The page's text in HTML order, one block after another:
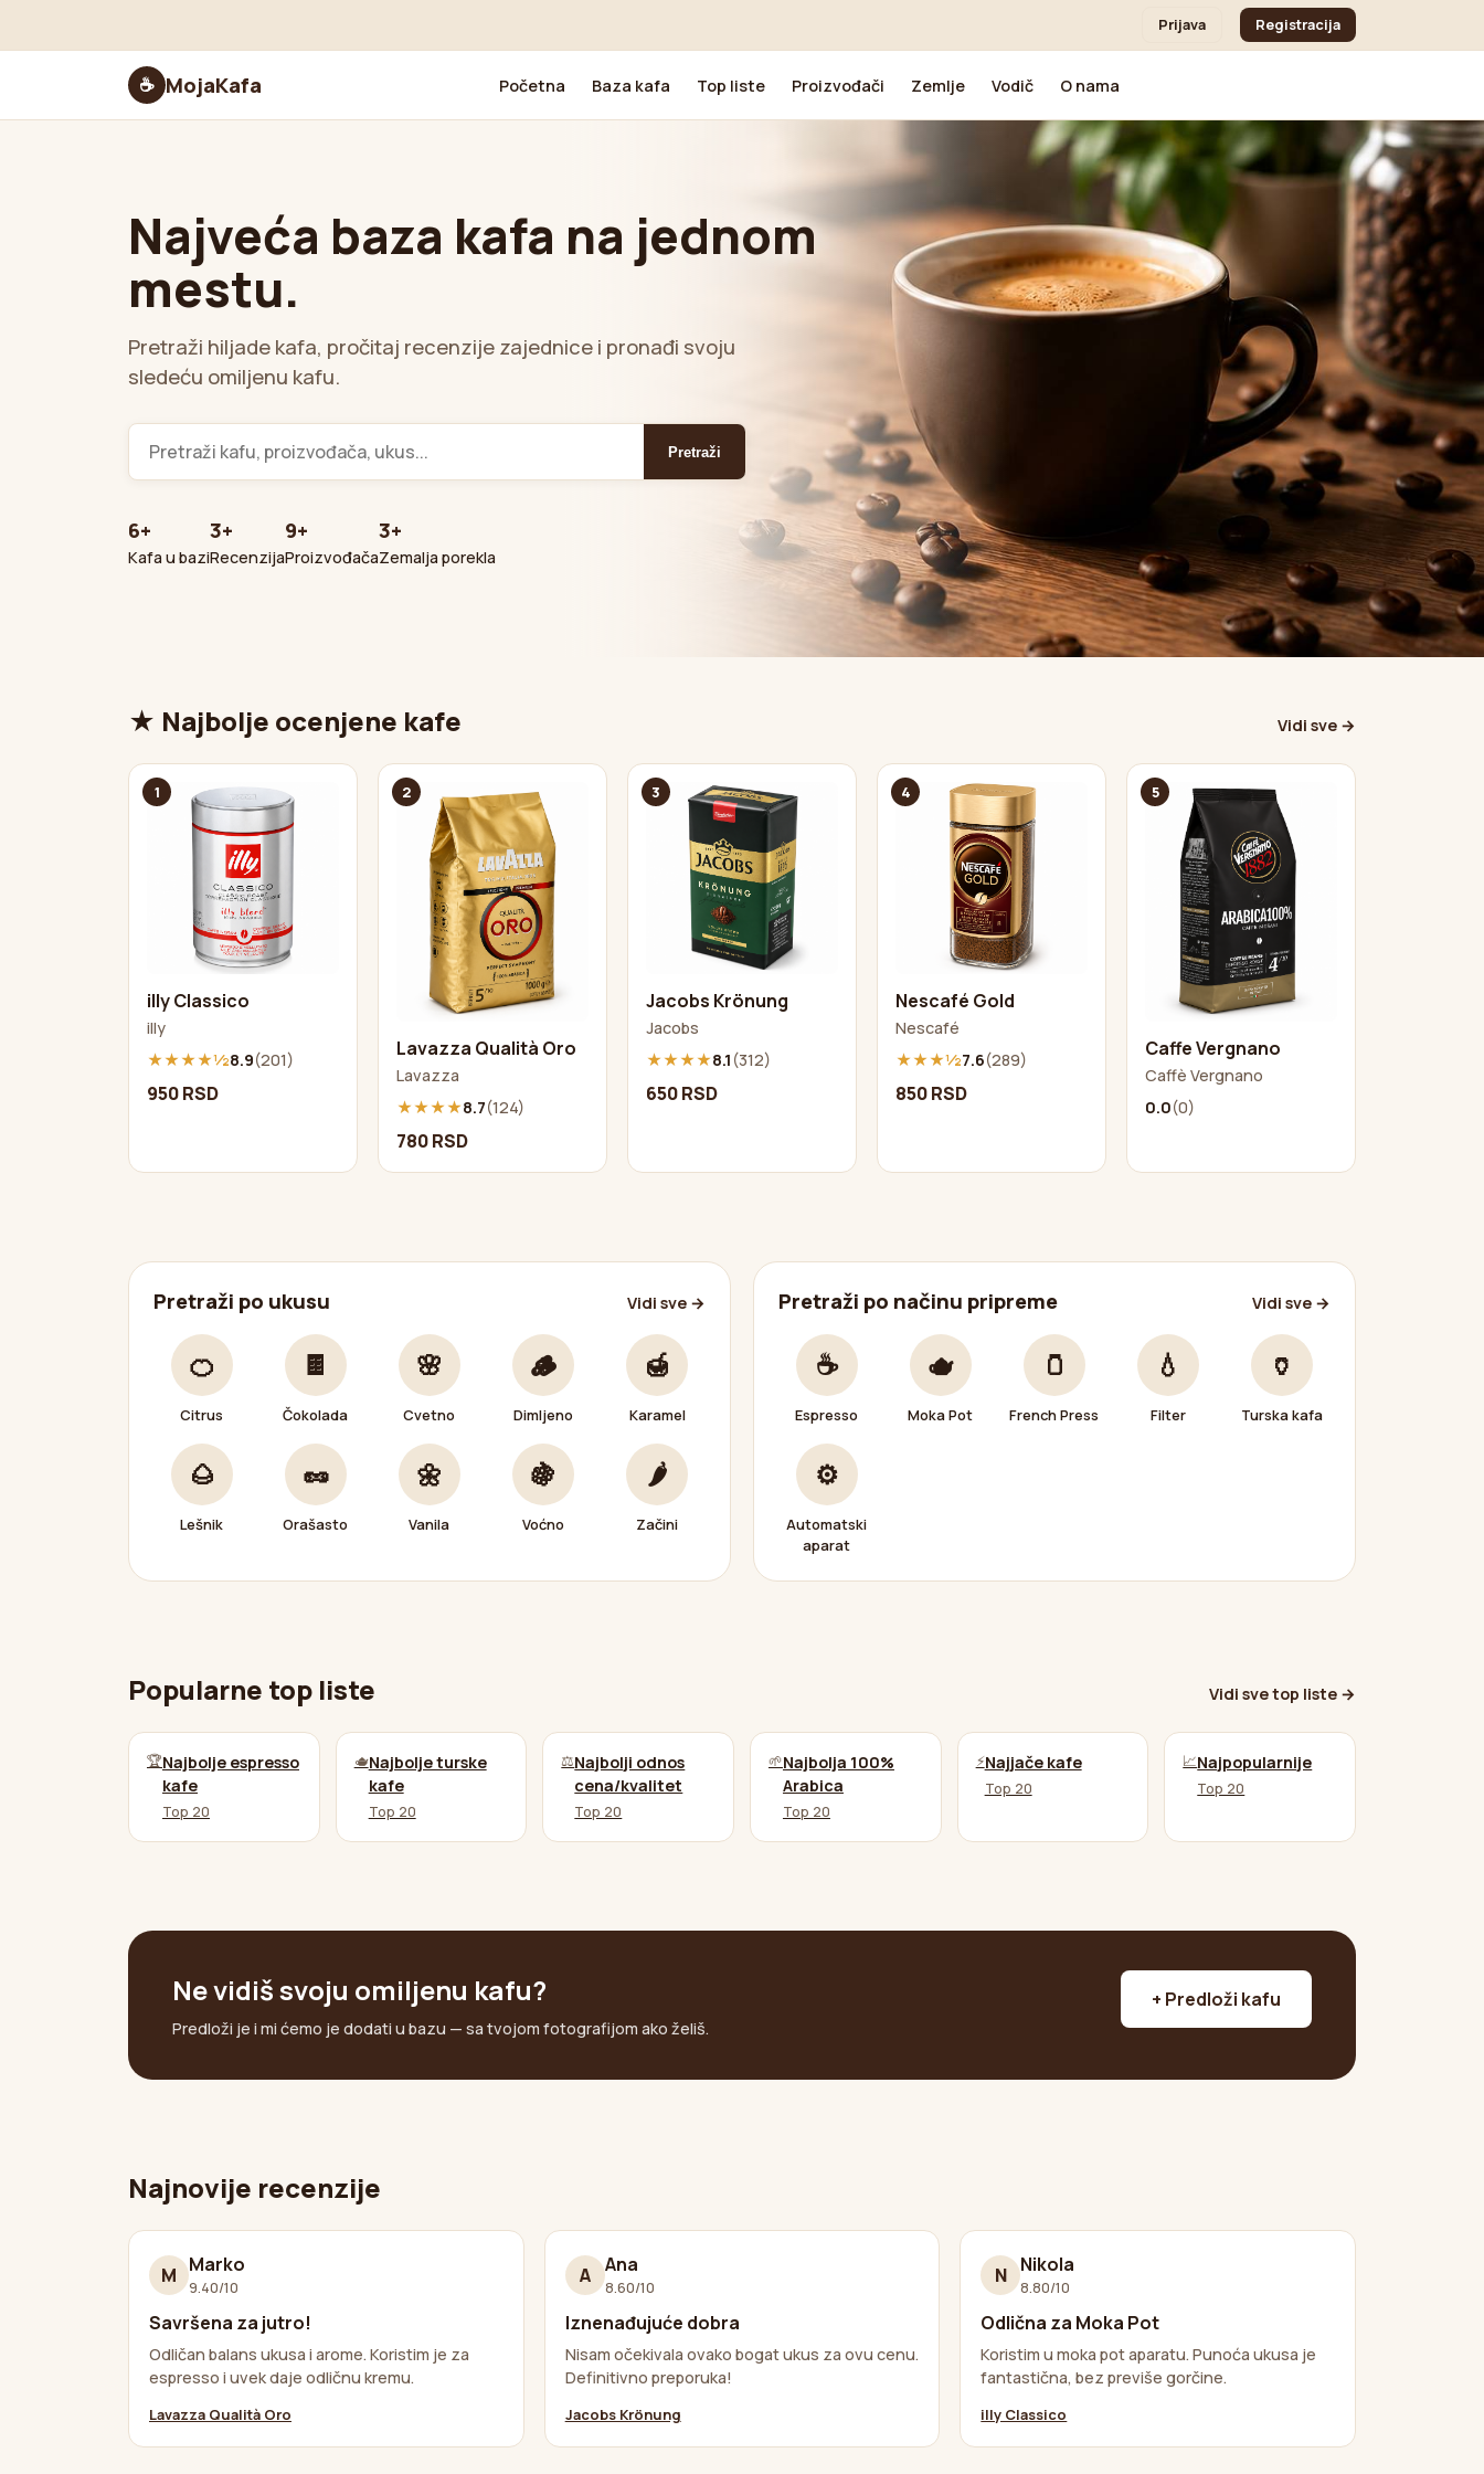
Prijava Registracija
☕ MojaKafa Početna Baza kafa Top liste Proizvođači Zemlje Vodič O nama
Najveća baza kafa na jednom
mestu.
Pretraži hiljade kafa, pročitaj recenzije zajednice i pronađi svoju
sledeću omiljenu kafu.
Pretraži
6+
Kafa u bazi
3+
Recenzija
9+
Proizvođača
3+
Zemalja porekla
★ Najbolje ocenjene kafe Vidi sve →
1
illy Classico
illy
★★★★½8.9(201)
950 RSD
2
Lavazza Qualità Oro
Lavazza
★★★★8.7(124)
780 RSD
3
Jacobs Krönung
Jacobs
★★★★8.1 (312)
650 RSD
4
Nescafé Gold
Nescafé
★★★½7.6(289)
850 RSD
5
Caffe Vergnano
Caffè Vergnano
0.0(0)
Pretraži po ukusu Vidi sve →
🍊
Citrus
🍫
Čokolada
🌸
Cvetno
🪵
Dimljeno
🍯
Karamel
🌰
Lešnik
🥜
Orašasto
🌼
Vanila
🍇
Voćno
🌶️
Začini
Pretraži po načinu pripreme Vidi sve →
☕
Espresso
🫖
Moka Pot
🫙
French Press
💧
Filter
🏺
Turska kafa
⚙️
Automatski
aparat
Popularne top liste Vidi sve top liste →
🏆Najbolje espresso
kafe
Top 20
🫖Najbolje turske
kafe
Top 20
⚖️Najbolji odnos
cena/kvalitet
Top 20
🌱Najbolja 100%
Arabica
Top 20
⚡Najjače kafe
Top 20
📈Najpopularnije
Top 20
Ne vidiš svoju omiljenu kafu?
Predloži je i mi ćemo je dodati u bazu — sa tvojom fotografijom ako želiš.
+ Predloži kafu
Najnovije recenzije
M Marko
9.40/10
Savršena za jutro!
Odličan balans ukusa i arome. Koristim je za
espresso i uvek daje odličnu kremu.
Lavazza Qualità Oro
A Ana
8.60/10
Iznenađujuće dobra
Nisam očekivala ovako bogat ukus za ovu cenu.
Definitivno preporuka!
Jacobs Krönung
N Nikola
8.80/10
Odlična za Moka Pot
Koristim u moka pot aparatu. Punoća ukusa je
fantastična, bez previše gorčine.
illy Classico